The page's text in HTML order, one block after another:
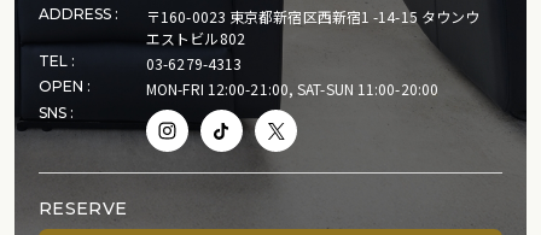
ADDRESS :
〒160-0023 東京都新宿区西新宿1 -14-15 タウンウ
エストビル802
TEL : 03-6279-4313
OPEN : MON-FRI 12:00-21:00, SAT-SUN 11:00-20:00
SNS :
RESERVE